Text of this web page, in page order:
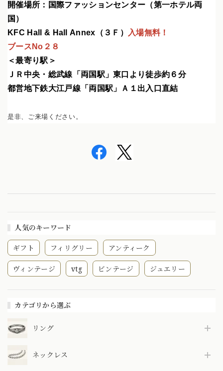
人気のキーワード
ギフト フィリグリー アンティーク
ヴィンテージ vtg ビンテージ ジュエリー
カテゴリから選ぶ
リング
ネックレス
開催場所：国際ファッションセンター（第一ホテル両
国）
KFC Hall & Hall Annex（３Ｆ）
入場無料！
ブースNo２８
＜最寄り駅＞
ＪＲ中央・総武線「両国駅」東口より徒歩約６分
都営地下鉄大江戸線「両国駅」Ａ１出入口直結
是非、ご来場ください。